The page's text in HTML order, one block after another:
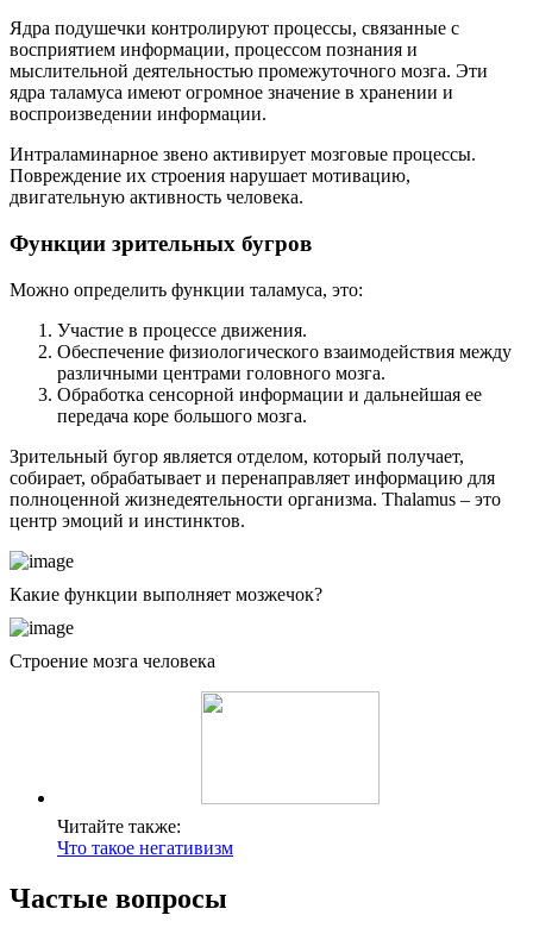
Ядра подушечки контролируют процессы, связанные с
восприятием информации, процессом познания и
мыслительной деятельностью промежуточного мозга. Эти
ядра таламуса имеют огромное значение в хранении и
воспроизведении информации.
Интраламинарное звено активирует мозговые процессы.
Повреждение их строения нарушает мотивацию,
двигательную активность человека.
Функции зрительных бугров
Можно определить функции таламуса, это:
Участие в процессе движения.
Обеспечение физиологического взаимодействия между
различными центрами головного мозга.
Обработка сенсорной информации и дальнейшая ее
передача коре большого мозга.
Зрительный бугор является отделом, который получает,
собирает, обрабатывает и перенаправляет информацию для
полноценной жизнедеятельности организма. Thalamus – это
центр эмоций и инстинктов.
Какие функции выполняет мозжечок?
Строение мозга человека
Читайте также:
Что такое негативизм
Частые вопросы